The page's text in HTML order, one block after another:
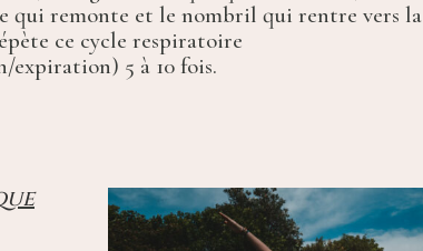
qui remonte et le nombril qui rentre vers la
ce cycle respiratoire
expiration) 5 à 10 fois.